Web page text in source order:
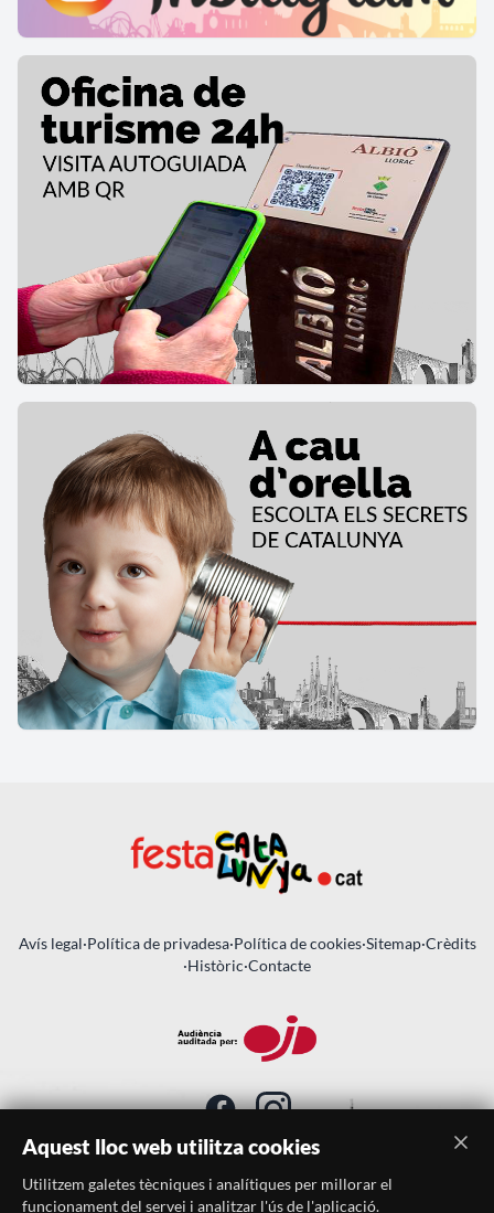
Avís legal·Política de privadesa·Política de cookies·Sitemap·Crèdits
·Històric·Contacte
SUBSCRIU-TE AL BUTLLETÍ
Aquest lloc web utilitza cookies
Utilitzem galetes tècniques i analítiques per millorar el
funcionament del servei i analitzar l'ús de l'aplicació.